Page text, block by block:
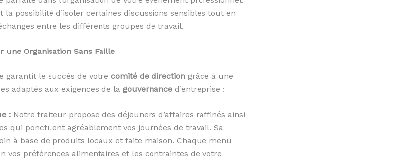
possibilité d’isoler certaines discussions sensibles tout en
entre les différents groupes de travail.
une Organisation Sans Faille
garantit le succès de votre comité de direction grâce à une
adaptés aux exigences de la gouvernance d’entreprise :
: Notre traiteur propose des déjeuners d’affaires raffinés ainsi
qui ponctuent agréablement vos journées de travail. Sa
à base de produits locaux et faite maison. Chaque menu
vos préférences alimentaires et les contraintes de votre